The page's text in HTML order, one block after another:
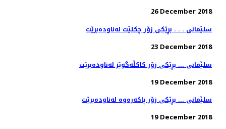
26 December 2018
سلێمانی . . . بڕێكی زۆر چكلێت له‌ناوده‌برێت
23 December 2018
سلێمانی ... بڕێكی زۆر كاكڵه‌گوێز له‌ناوده‌برێت
19 December 2018
سلێمانی ... بڕێكی زۆر پاكه‌ره‌وه‌ له‌ناوده‌برێت
19 December 2018